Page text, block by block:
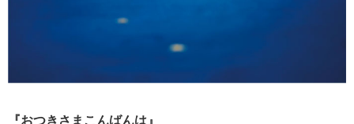
『おつきさまこんばんは』